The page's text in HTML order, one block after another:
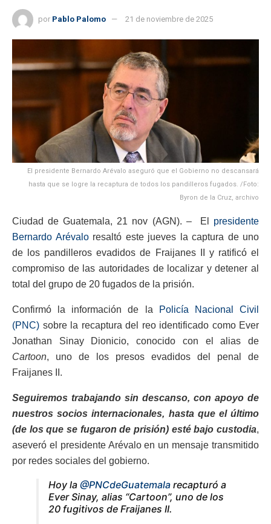
por Pablo Palomo 21 de noviembre de 2025
El presidente Bernardo Arévalo aseguró que el Gobierno no descansará
hasta que se logre la recaptura de todos los pandilleros fugados. /Foto:
Byron de la Cruz, archivo
Ciudad de Guatemala, 21 nov (AGN). – El presidente
Bernardo Arévaloresaltó este jueves la captura de uno
de los pandilleros evadidos de Fraijanes II y ratificó el
compromiso de las autoridades de localizar y detener al
total del grupo de 20 fugados de la prisión.
Confirmó la información de la
Policía Nacional Civil
(PNC) sobre la recaptura del reo identificado como Ever
Jonathan Sinay Dionicio, conocido con el alias de
Cartoon, uno de los presos evadidos del penal de
Fraijanes II.
Seguiremos trabajando sin descanso, con apoyo de
nuestros socios internacionales, hasta que el último
(de los que se fugaron de prisión) esté bajo custodia,
aseveró el presidente Arévalo en un mensaje transmitido
por redes sociales del gobierno.
Hoy la @PNCdeGuatemala recapturó a
Ever Sinay, alias “Cartoon”, uno de los
20 fugitivos de Fraijanes II.